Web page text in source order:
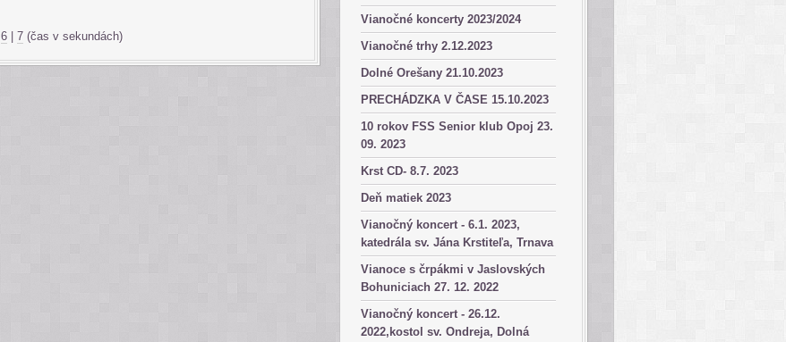
Vianočné koncerty 2023/2024
Vianočné trhy 2.12.2023
Dolné Orešany 21.10.2023
PRECHÁDZKA V ČASE 15.10.2023
10 rokov FSS Senior klub Opoj 23.
09. 2023
Krst CD- 8.7. 2023
Deň matiek 2023
Vianočný koncert - 6.1. 2023,
katedrála sv. Jána Krstiteľa, Trnava
Vianoce s črpákmi v Jaslovských
Bohuniciach 27. 12. 2022
Vianočný koncert - 26.12.
2022,kostol sv. Ondreja, Dolná
6 7 (čas v sekundách)